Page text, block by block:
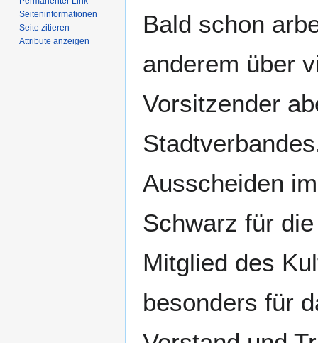
Bald schon
anderem über
Vorsitzender
Ausscheiden
Schwarz für
Mitglied des
besonders für
Seiten­­informationen
Seite zitieren
Attribute anzeigen